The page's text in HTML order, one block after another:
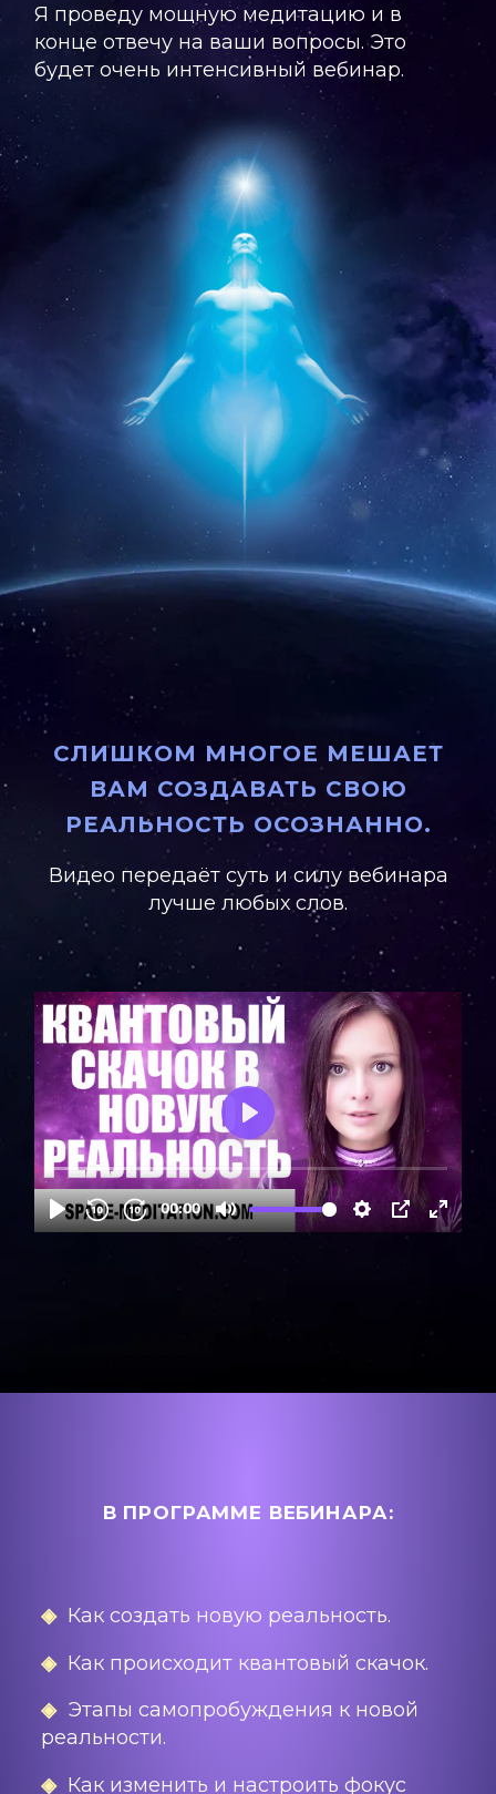
Я проведу мощную медитацию и в
конце отвечу на ваши вопросы. Это
будет очень интенсивный вебинар.
СЛИШКОМ МНОГОЕ МЕШАЕТ
ВАМ СОЗДАВАТЬ СВОЮ
РЕАЛЬНОСТЬ ОСОЗНАННО.
Видео передаёт суть и силу вебинара
лучше любых слов.
В ПРОГРАММЕ ВЕБИНАРА:
◈ Как создать новую реальность.
◈ Как происходит квантовый скачок.
◈ Этапы самопробуждения к новой
реальности.
◈ Как изменить и настроить фокус